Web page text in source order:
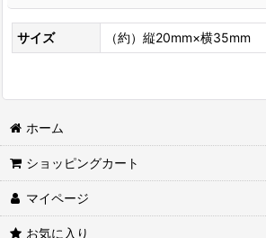
サイズ （約）縦20mm×横35mm
ホーム
ショッピングカート
マイページ
お気に入り